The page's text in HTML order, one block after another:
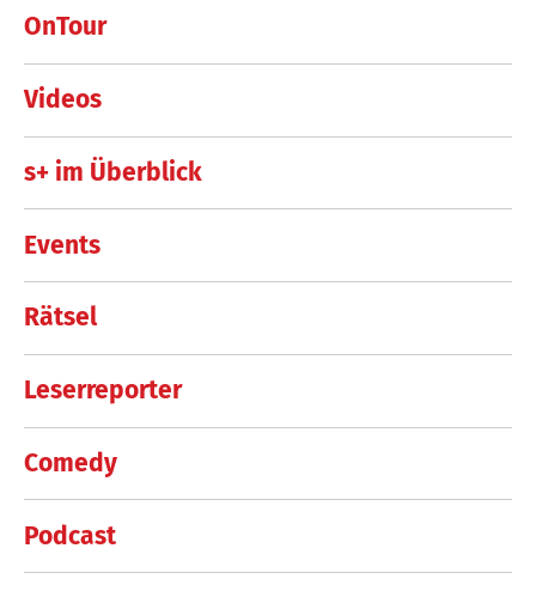
OnTour
Videos
s+ im Überblick
Events
Rätsel
Leserreporter
Comedy
Podcast